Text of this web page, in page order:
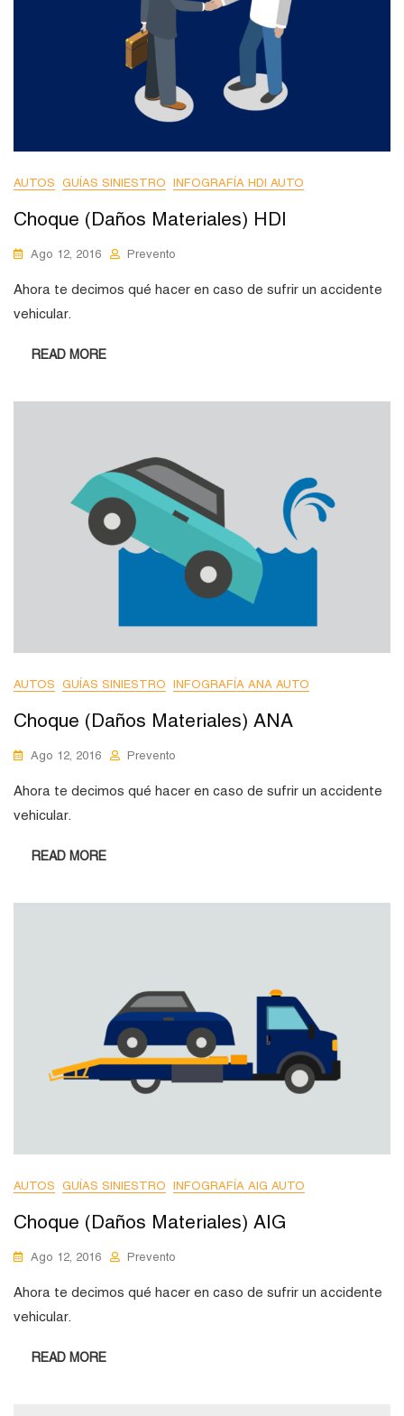
AUTOS GUÍAS SINIESTRO INFOGRAFÍA HDI AUTO
Choque (Daños Materiales) HDI
Ago 12, 2016 Prevento
Ahora te decimos qué hacer en caso de sufrir un accidente
vehicular.
READ MORE
AUTOS GUÍAS SINIESTRO INFOGRAFÍA ANA AUTO
Choque (Daños Materiales) ANA
Ago 12, 2016 Prevento
Ahora te decimos qué hacer en caso de sufrir un accidente
vehicular.
READ MORE
AUTOS GUÍAS SINIESTRO INFOGRAFÍA AIG AUTO
Choque (Daños Materiales) AIG
Ago 12, 2016 Prevento
Ahora te decimos qué hacer en caso de sufrir un accidente
vehicular.
READ MORE